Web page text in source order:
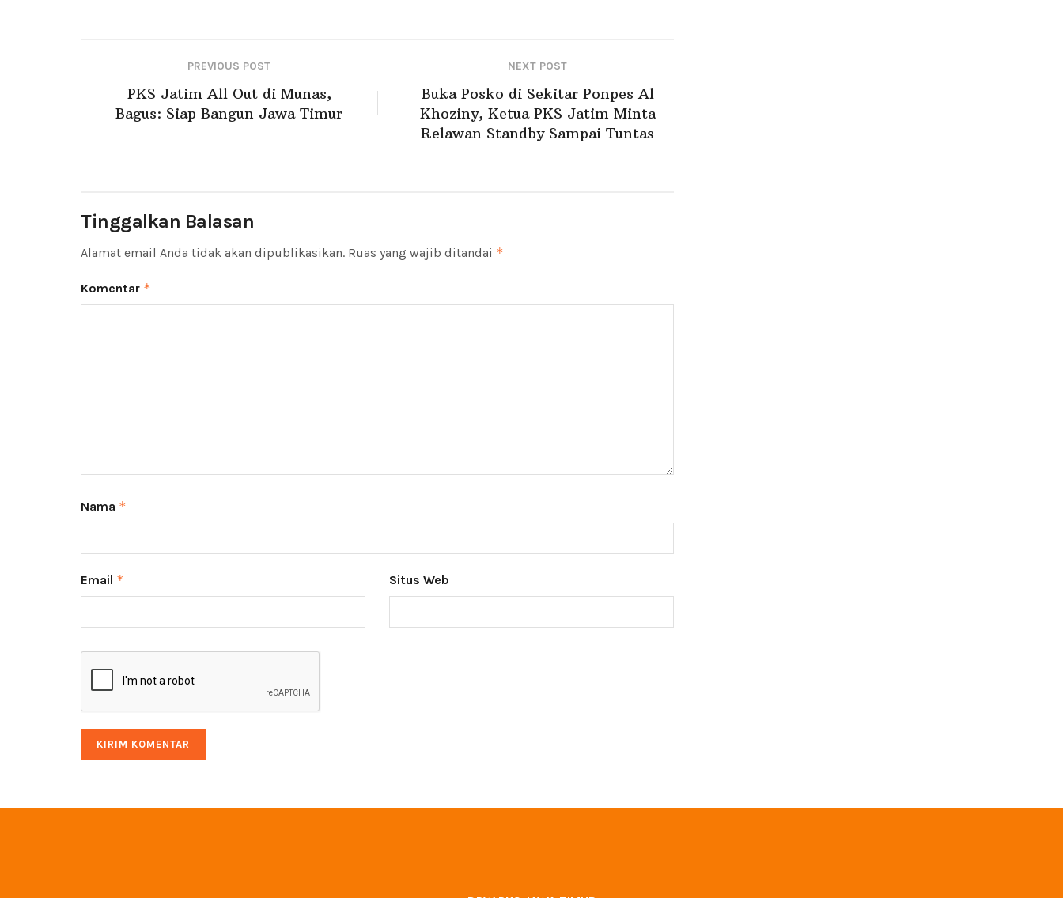
PREVIOUS POST
PKS Jatim All Out di Munas,
Bagus: Siap Bangun Jawa Timur
NEXT POST
Buka Posko di Sekitar Ponpes Al
Khoziny, Ketua PKS Jatim Minta
Relawan Standby Sampai Tuntas
Tinggalkan Balasan
Alamat email Anda tidak akan dipublikasikan. Ruas yang wajib ditandai *
Komentar *
Nama *
Email * Situs Web